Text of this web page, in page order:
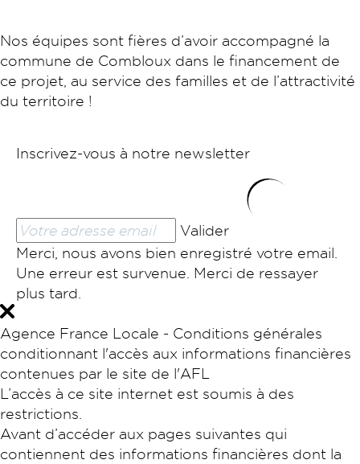
Nos équipes sont fières d’avoir accompagné la
commune de Combloux dans le financement de
ce projet, au service des familles et de l’attractivité
du territoire !
Inscrivez-vous à notre newsletter
Valider
Merci, nous avons bien enregistré votre email.
Une erreur est survenue. Merci de ressayer
plus tard.
Agence France Locale - Conditions générales
conditionnant l'accès aux informations financières
contenues par le site de l'AFL
L’accès à ce site internet est soumis à des
restrictions.
Avant d’accéder aux pages suivantes qui
contiennent des informations financières dont la